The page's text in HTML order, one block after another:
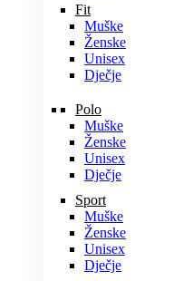
Fit
Muške
Ženske
Unisex
Dječje
Polo
Muške
Ženske
Unisex
Dječje
Sport
Muške
Ženske
Unisex
Dječje